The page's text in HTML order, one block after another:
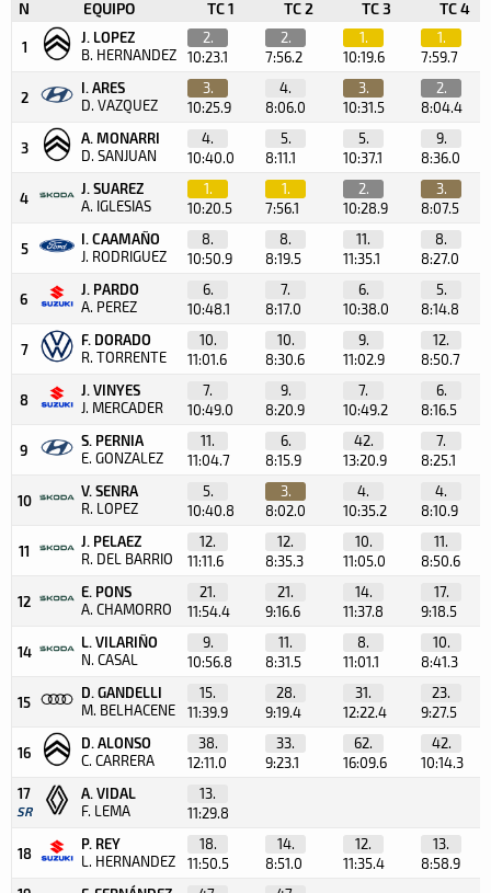
N EQUIPO TC 1 TC 2 TC 3 TC 4
1
J. LOPEZ
B. HERNANDEZ
2.
10:23.1
2.
7:56.2
1.
10:19.6
1.
7:59.7
2
I. ARES
D. VAZQUEZ
3.
10:25.9
4.
8:06.0
3.
10:31.5
2.
8:04.4
3
A. MONARRI
D. SANJUAN
4.
10:40.0
5.
8:11.1
5.
10:37.1
9.
8:36.0
4
J. SUAREZ
A. IGLESIAS
1.
10:20.5
1.
7:56.1
2.
10:28.9
3.
8:07.5
5
I. CAAMAÑO
J. RODRIGUEZ
8.
10:50.9
8.
8:19.5
11.
11:35.1
8.
8:27.0
6
J. PARDO
A. PEREZ
6.
10:48.1
7.
8:17.0
6.
10:38.0
5.
8:14.8
7
F. DORADO
R. TORRENTE
10.
11:01.6
10.
8:30.6
9.
11:02.9
12.
8:50.7
8
J. VINYES
J. MERCADER
7.
10:49.0
9.
8:20.9
7.
10:49.2
6.
8:16.5
9
S. PERNIA
E. GONZALEZ
11.
11:04.7
6.
8:15.9
42.
13:20.9
7.
8:25.1
10
V. SENRA
R. LOPEZ
5.
10:40.8
3.
8:02.0
4.
10:35.2
4.
8:10.9
11
J. PELAEZ
R. DEL BARRIO
12.
11:11.6
12.
8:35.3
10.
11:05.0
11.
8:50.6
12
E. PONS
A. CHAMORRO
21.
11:54.4
21.
9:16.6
14.
11:37.8
17.
9:18.5
14
L. VILARIÑO
N. CASAL
9.
10:56.8
11.
8:31.5
8.
11:01.1
10.
8:41.3
15
D. GANDELLI
M. BELHACENE
15.
11:39.9
28.
9:19.4
31.
12:22.4
23.
9:27.5
16
D. ALONSO
C. CARRERA
38.
12:11.0
33.
9:23.1
62.
16:09.6
42.
10:14.3
17
SR
A. VIDAL
F. LEMA
13.
11:29.8
18
P. REY
L. HERNANDEZ
18.
11:50.5
14.
8:51.0
12.
11:35.4
13.
8:58.9